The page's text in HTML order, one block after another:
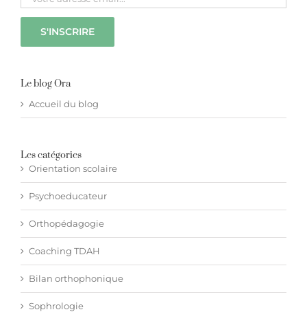
Hypnothérapie à distance
Espace membre
Facebook
Contact WhatsApp
Le blog Ora
Accueil du blog
Les catégories
Orientation scolaire
Psychoeducateur
Orthopédagogie
Coaching TDAH
Bilan orthophonique
Sophrologie